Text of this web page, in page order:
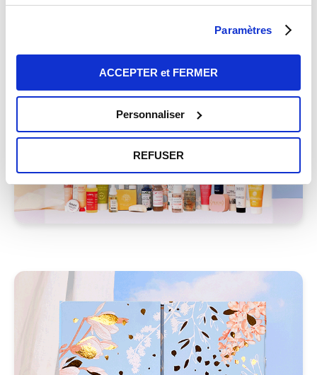
Paramètres
ACCEPTER et FERMER
Personnaliser
REFUSER
voir l'offre